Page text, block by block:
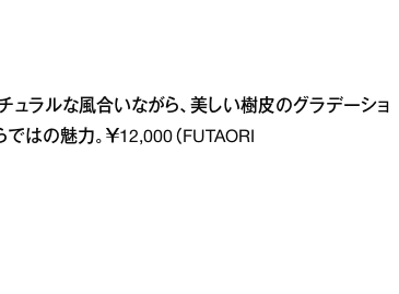
ラルな風合いながら、美しい樹皮のグラデーショ
ではの魅力。￥12,000（FUTAORI